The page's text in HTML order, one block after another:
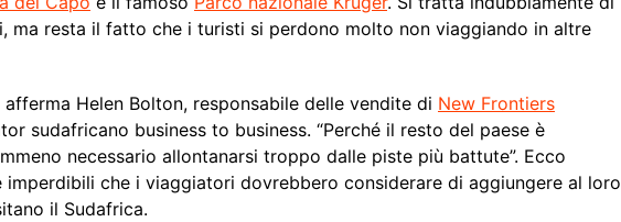
ma resta il fatto che i turisti si perdono molto non viaggiando in altre
afferma Helen Bolton, responsabile delle vendite di New Frontiers
sudafricano business to business. “Perché il resto del paese è
necessario allontanarsi troppo dalle piste più battute”. Ecco
imperdibili che i viaggiatori dovrebbero considerare di aggiungere al loro
il Sudafrica.